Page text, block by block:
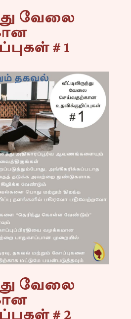
வேலை
# 1
வேலை
# 2